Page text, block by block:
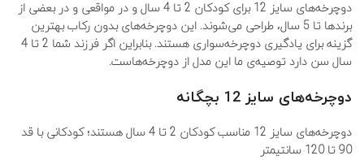
دوچرخه‌های سایز 12 برای کودکان 2 تا 4 سال و در مواقعی و در بعضی از
برندها تا 5 سال، طراحی می‌شوند. این دوچرخه‌های بدون رکاب بهترین
گزینه برای یادگیری دوچرخه‌سواری هستند. بنابراین اگر فرزند شما 2 تا 4
سال سن دارد توصیه‌ی ما این مدل از دو‌چرخه‌هاست.
دوچرخههای سایز 12 بچگانه
دوچرخه‌های سایز 12 مناسب کودکان 2 تا 4 سال هستند؛ کودکانی با قد
90 تا 120 سانتیمتر